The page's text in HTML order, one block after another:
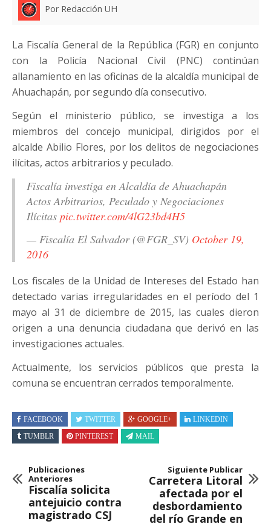
Por Redacción UH
La Fiscalía General de la República (FGR) en conjunto
con la Policía Nacional Civil (PNC) continúan
allanamiento en las oficinas de la alcaldía municipal de
Ahuachapán, por segundo día consecutivo.
Según el ministerio público, se investiga a los
miembros del concejo municipal, dirigidos por el
alcalde Abilio Flores, por los delitos de negociaciones
ilícitas, actos arbitrarios y peculado.
Fiscalía investiga en Alcaldía de Ahuachapán
Actos Arbitrarios, Peculado y Negociaciones
Ilícitas pic.twitter.com/4lG23bd4H5
— Fiscalía El Salvador (@FGR_SV) October 19,
2016
Los fiscales de la Unidad de Intereses del Estado han
detectado varias irregularidades en el período del 1
mayo al 31 de diciembre de 2015, las cuales dieron
origen a una denuncia ciudadana que derivó en las
investigaciones actuales.
Actualmente, los servicios públicos que presta la
comuna se encuentran cerrados temporalmente.
FACEBOOK TWITTER GOOGLE+
LINKEDIN
TUMBLR
PINTEREST MAIL
Publicaciones
Anteriores
Fiscalía solicita
antejuicio contra
magistrado CSJ
Siguiente Publicar
Carretera Litoral
afectada por el
desbordamiento
del río Grande en